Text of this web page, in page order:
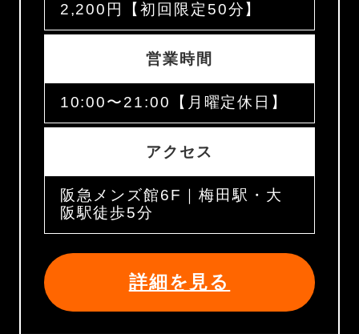
2,200円【初回限定50分】
営業時間
10:00〜21:00【月曜定休日】
アクセス
阪急メンズ館6F｜梅田駅・大
阪駅徒歩5分
詳細を見る